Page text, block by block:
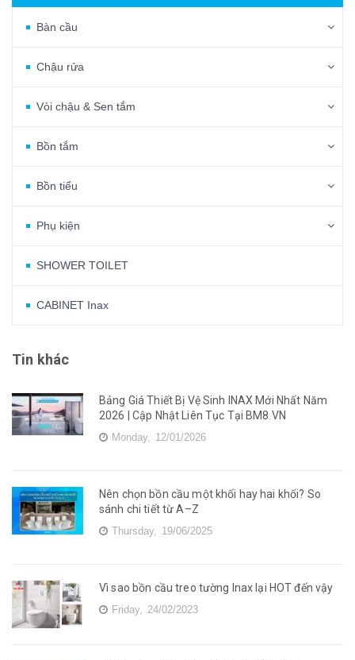
Bàn cầu
Chậu rửa
Vòi chậu & Sen tắm
Bồn tắm
Bồn tiểu
Phụ kiện
SHOWER TOILET
CABINET Inax
Tin khác
Bảng Giá Thiết Bị Vệ Sinh INAX Mới Nhất Năm
2026 | Cập Nhật Liên Tục Tại BM8.VN
Monday, 12/01/2026
Nên chọn bồn cầu một khối hay hai khối? So
sánh chi tiết từ A–Z
Thursday, 19/06/2025
Vì sao bồn cầu treo tường Inax lại HOT đến vậy
Friday, 24/02/2023